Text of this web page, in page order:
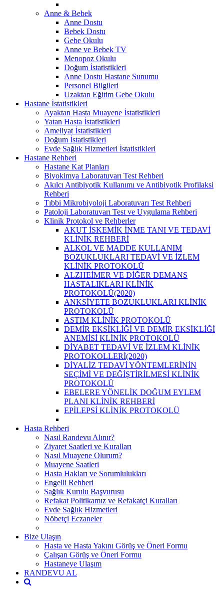
Anne & Bebek
Anne Dostu
Bebek Dostu
Gebe Okulu
Anne ve Bebek TV
Menopoz Okulu
Doğum İstatistikleri
Anne Dostu Hastane Sunumu
Personel Bilgileri
Uzaktan Eğitim Gebe Okulu
Hastane İstatistikleri
Ayaktan Hasta Muayene İstatistikleri
Yatan Hasta İstatistikleri
Ameliyat İstatistikleri
Doğum İstatistikleri
Evde Sağlık Hizmetleri İstatistikleri
Hastane Rehberi
Hastane Kat Planları
Biyokimya Laboratuvarı Test Rehberi
Akılcı Antibiyotik Kullanımı ve Antibiyotik Profilaksi
Rehberi
Tıbbi Mikrobiyoloji Laboratuvarı Test Rehberi
Patoloji Laboratuvarı Test ve Uygulama Rehberi
Klinik Protokol ve Rehberler
AKUT İSKEMİK İNME TANI VE TEDAVİ
KLİNİK REHBERİ
ALKOL VE MADDE KULLANIM
BOZUKLUKLARI TEDAVİ VE İZLEM
KLİNİK PROTOKOLÜ
ALZHEİMER VE DİĞER DEMANS
HASTALIKLARI KLİNİK
PROTOKOLÜ(2020)
ANKSİYETE BOZUKLUKLARI KLİNİK
PROTOKOLÜ
ASTIM KLİNİK PROTOKOLÜ
DEMİR EKSİKLİĞİ VE DEMİR EKSİKLİĞİ
ANEMİSİ KLİNİK PROTOKOLÜ
DİYABET TEDAVİ VE İZLEM KLİNİK
PROTOKOLLERİ(2020)
DİYALİZ TEDAVİ YÖNTEMLERİNİN
SEÇİMİ VE DEĞİŞTİRİLMESİ KLİNİK
PROTOKOLÜ
EBELERE YÖNELİK DOĞUM EYLEM
PLANI KLİNİK REHBERİ
EPİLEPSİ KLİNİK PROTOKOLÜ
Hasta Rehberi
Nasıl Randevu Alınır?
Ziyaret Saatleri ve Kuralları
Nasıl Muayene Olurum?
Muayene Saatleri
Hasta Hakları ve Sorumlulukları
Engelli Rehberi
Sağlık Kurulu Başvurusu
Refakat Politikamız ve Refakatçi Kuralları
Evde Sağlık Hizmetleri
Nöbetçi Eczaneler
Bize Ulaşın
Hasta ve Hasta Yakını Görüş ve Öneri Formu
Çalışan Görüş ve Öneri Formu
Hastaneye Ulaşım
RANDEVU AL